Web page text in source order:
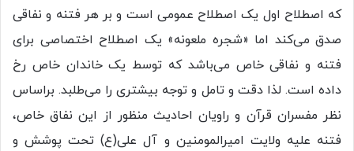
که اصطلاح اول یک اصطلاح عمومی است و بر هر فتنه و نفاقی
صدق می‌کند اما «شجره ملعونه» یک اصطلاح اختصاصی برای
فتنه و نفاقی خاص می‌باشد که توسط یک خاندان خاص رخ
داده است. لذا دقت و تامل و توجه بیشتری را می‌طلبد. براساس
نظر مفسران قرآن و راویان احادیث منظور از این نفاق خاص،
فتنه علیه ولایت امیرالمومنین و آل علی(ع) تحت پوشش و